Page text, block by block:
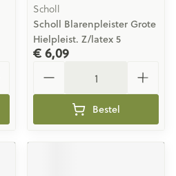
Scholl
Scholl Blarenpleister Grote
Hielpleist. Z/latex 5
€ 6,09
Bestel